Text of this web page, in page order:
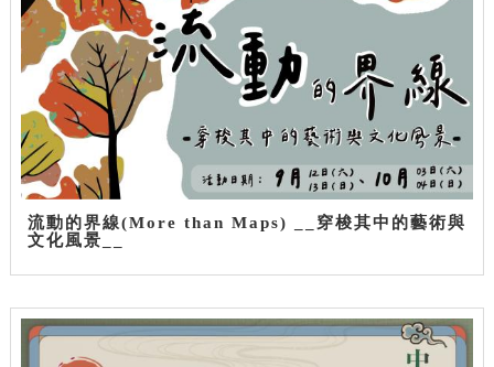
流動的界線(More than Maps) __穿梭其中的藝術與
文化風景__